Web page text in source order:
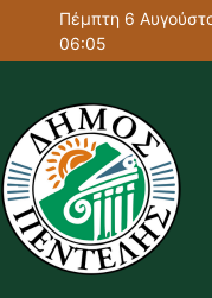
Πέμπτη 6
06:05